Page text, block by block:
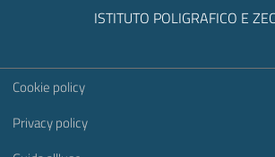
ISTITUTO POLIGRAFICO E
Sezione Link Utili
Cookie policy
Privacy policy